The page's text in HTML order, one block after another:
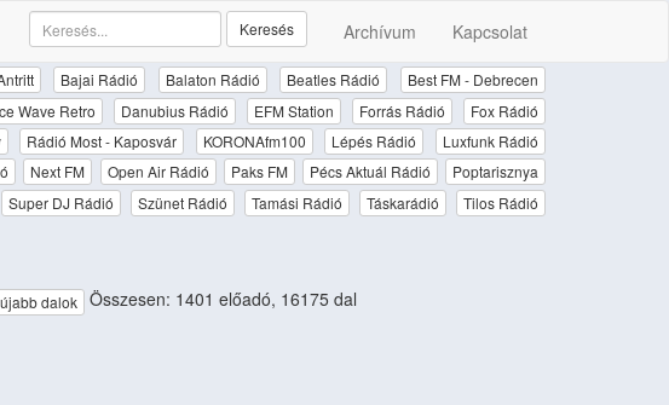
Archívum Kapcsolat
Keresés
Bajai Rádió Balaton Rádió Beatles Rádió
Best FM - Debrecen
Wave Retro Danubius Rádió EFM Station Forrás Rádió
Fox Rádió
Rádió Most - Kaposvár KORONAfm100 Lépés Rádió
Luxfunk Rádió
Next FM Open Air Rádió Paks FM Pécs Aktuál Rádió
Poptarisznya
Super DJ Rádió Szünet Rádió Tamási Rádió Táskarádió
Tilos Rádió
dalok Összesen: 1401 előadó, 16175 dal